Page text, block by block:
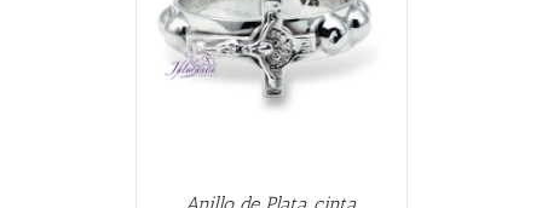
Anillo de Plata cinta